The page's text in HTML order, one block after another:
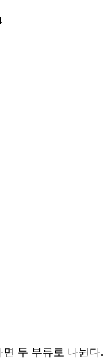
두 부류로 나뉜다.